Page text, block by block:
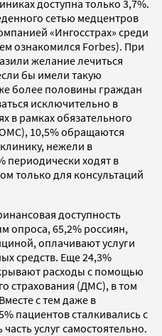
доступна только 3,7%.
сетью медцентров
«Ингосстрах» среди
ознакомился Forbes). При
желание лечиться
бы имели такую
более половины граждан
исключительно в
в рамках обязательного
10,5% обращаются
нежели в
периодически ходят в
только для консультаций
доступность
опроса, 65,2% россиян,
оплачивают услуги
средств. Еще 24,3%
расходы с помощью
страхования (ДМС), в том
с тем даже в
пациентов сталкивались с
услуг самостоятельно.